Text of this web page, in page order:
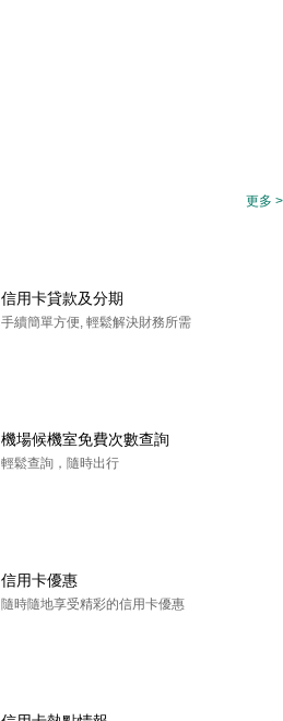
更多 >
信用卡貸款及分期
手續簡單方便, 輕鬆解決財務所需
機場候機室免費次數查詢
輕鬆查詢，隨時出行
信用卡優惠
隨時隨地享受精彩的信用卡優惠